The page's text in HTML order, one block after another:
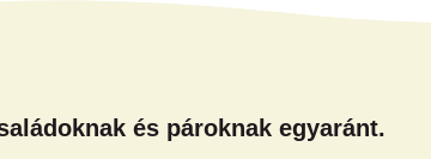
és pároknak egyaránt.